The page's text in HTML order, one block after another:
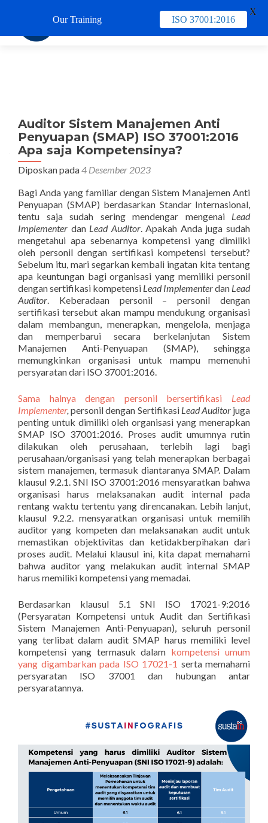
Auditor Sistem Manajemen Anti
Penyuapan (SMAP) ISO 37001:2016
Apa saja Kompetensinya?
Diposkan pada4 Desember 2023
Bagi Anda yang familiar dengan Sistem Manajemen Anti
Penyuapan (SMAP) berdasarkan Standar Internasional,
tentu saja sudah sering mendengar mengenai Lead
Implementer dan Lead Auditor. Apakah Anda juga sudah
mengetahui apa sebenarnya kompetensi yang dimiliki
oleh personil dengan sertifikasi kompetensi tersebut?
Sebelum itu, mari segarkan kembali ingatan kita tentang
apa keuntungan bagi organisasi yang memiliki personil
dengan sertifikasi kompetensi Lead Implementerdan Lead
Auditor. Keberadaan personil – personil dengan
sertifikasi tersebut akan mampu mendukung organisasi
dalam membangun, menerapkan, mengelola, menjaga
dan memperbarui secara berkelanjutan Sistem
Manajemen Anti-Penyuapan (SMAP), sehingga
memungkinkan organisasi untuk mampu memenuhi
persyaratan dari ISO 37001:2016.
Sama halnya dengan personil bersertifikasi Lead
Implementer, personil dengan SertifikasiLead Auditorjuga
penting untuk dimiliki oleh organisasi yang menerapkan
SMAP ISO 37001:2016. Proses audit umumnya rutin
dilakukan oleh perusahaan, terlebih lagi bagi
perusahaan/organisasi yang telah menerapkan berbagai
sistem manajemen, termasuk diantaranya SMAP. Dalam
klausul 9.2.1. SNI ISO 37001:2016 mensyaratkan bahwa
organisasi harus melaksanakan audit internal pada
rentang waktu tertentu yang direncanakan. Lebih lanjut,
klausul 9.2.2. mensyaratkan organisasi untuk memilih
auditor yang kompeten dan melaksanakan audit untuk
memastikan objektivitas dan ketidakberpihakan dari
proses audit. Melalui klausul ini, kita dapat memahami
bahwa auditor yang melakukan audit internal SMAP
harus memiliki kompetensi yang memadai.
Berdasarkan klausul 5.1 SNI ISO 17021-9:2016
(Persyaratan Kompetensi untuk Audit dan Sertifikasi
Sistem Manajemen Anti-Penyuapan), seluruh personil
yang terlibat dalam audit SMAP harus memiliki level
kompetensi yang termasuk dalam kompetensi umum
yang digambarkan pada ISO 17021-1 serta memahami
persyaratan ISO 37001 dan hubungan antar
persyaratannya.
Our Training ISO 37001:2016
X